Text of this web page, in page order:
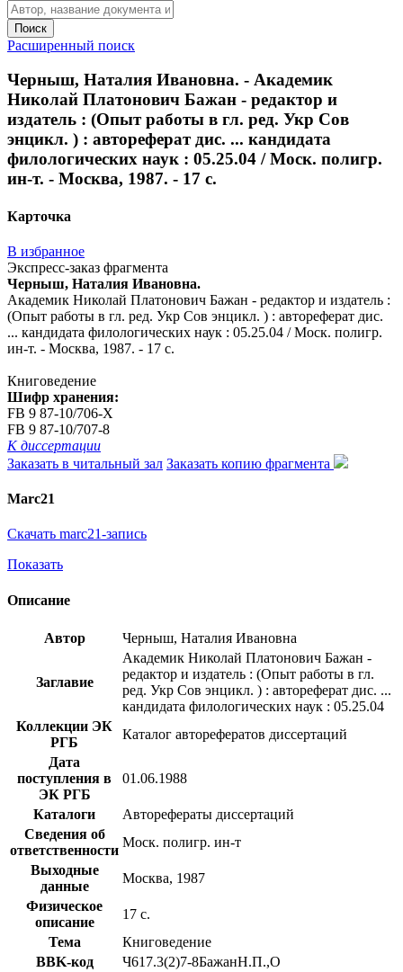
Поиск
Расширенный поиск
Черныш, Наталия Ивановна. - Академик
Николай Платонович Бажан - редактор и
издатель : (Опыт работы в гл. ред. Укр Сов
энцикл. ) : автореферат дис. ... кандидата
филологических наук : 05.25.04 / Моск. полигр.
ин-т. - Москва, 1987. - 17 с.
Карточка
В избранное
Экспресс-заказ фрагмента
Черныш, Наталия Ивановна.
Академик Николай Платонович Бажан - редактор и издатель :
(Опыт работы в гл. ред. Укр Сов энцикл. ) : автореферат дис.
... кандидата филологических наук : 05.25.04 / Моск. полигр.
ин-т. - Москва, 1987. - 17 с.
Книговедение
Шифр хранения:
FB 9 87-10/706-Х
FB 9 87-10/707-8
К диссертации
Заказать в читальный зал Заказать копию фрагмента
Marc21
Скачать marc21-запись
Показать
Описание
Автор Черныш, Наталия Ивановна
Заглавие
Академик Николай Платонович Бажан -
редактор и издатель : (Опыт работы в гл.
ред. Укр Сов энцикл. ) : автореферат дис. ...
кандидата филологических наук : 05.25.04
Коллекции ЭК
РГБ
Каталог авторефератов диссертаций
Дата
поступления в
ЭК РГБ
01.06.1988
Каталоги
Авторефераты диссертаций
Сведения об
ответственности
Моск. полигр. ин-т
Выходные
данные
Москва, 1987
Физическое
описание
17 с.
Тема
Книговедение
BBK-код
Ч617.3(2)7-8БажанН.П.,О